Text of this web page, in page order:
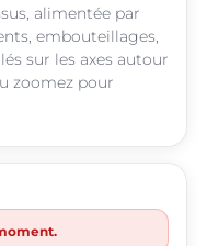
alimentée par
embouteillages,
sur les axes autour
zoomez pour